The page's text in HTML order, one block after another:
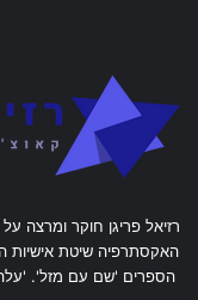
רזיאל פריגן חוקר ומרצה
האקסתרפיה שיטת אישיות
הספרים 'שם עם מזל'.